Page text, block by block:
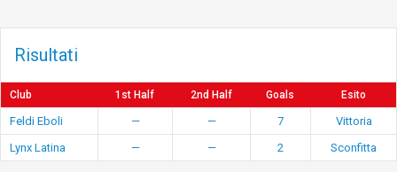
Risultati
Club 1st Half 2nd Half Goals Esito
Feldi Eboli — — 7
Vittoria
Lynx Latina
— — 2 Sconfitta